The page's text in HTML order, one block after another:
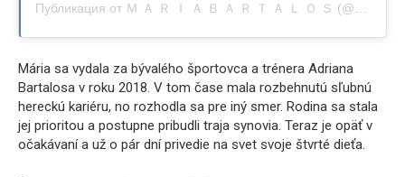
Публикация от Ｍ Ａ Ｒ Ｉ Ａ Ｂ Ａ Ｒ Ｔ Ａ Ｌ Ｏ Ｓ (@maria.bartalos)
Mária sa vydala za bývalého športovca a trénera Adriana
Bartalosa v roku 2018. V tom čase mala rozbehnutú sľubnú
hereckú kariéru, no rozhodla sa pre iný smer. Rodina sa stala
jej prioritou a postupne pribudli traja synovia. Teraz je opäť v
očakávaní a už o pár dní privedie na svet svoje štvrté dieťa.